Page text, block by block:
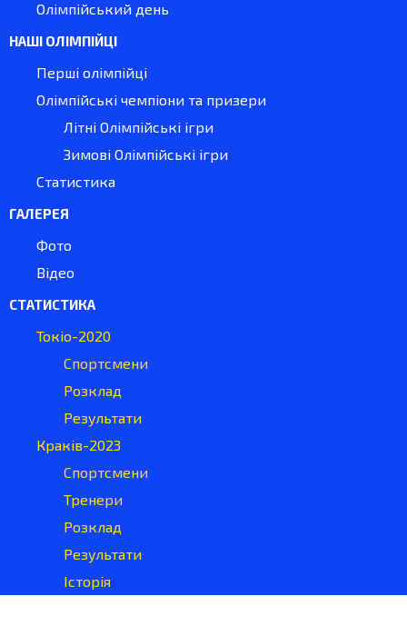
Олімпійський день
НАШІ ОЛІМПІЙЦІ
Перші олімпійці
Олімпійські чемпіони та призери
Літні Олімпійські ігри
Зимові Олімпійські ігри
Статистика
ГАЛЕРЕЯ
Фото
Відео
СТАТИСТИКА
Токіо-2020
Спортсмени
Розклад
Результати
Краків-2023
Спортсмени
Тренери
Розклад
Результати
Історія